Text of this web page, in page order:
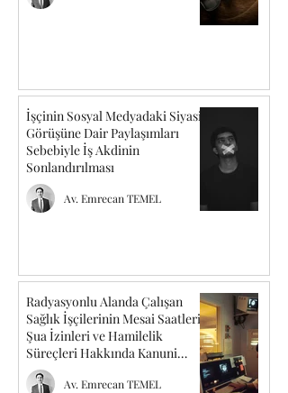
İşçinin Sosyal Medyadaki Siyasi
Görüşüne Dair Paylaşımları
Sebebiyle İş Akdinin
Sonlandırılması
Av. Emrecan TEMEL
Radyasyonlu Alanda Çalışan
Sağlık İşçilerinin Mesai Saatleri,
Şua İzinleri ve Hamilelik
Süreçleri Hakkında Kanuni
Düzenlemeler
Av. Emrecan TEMEL